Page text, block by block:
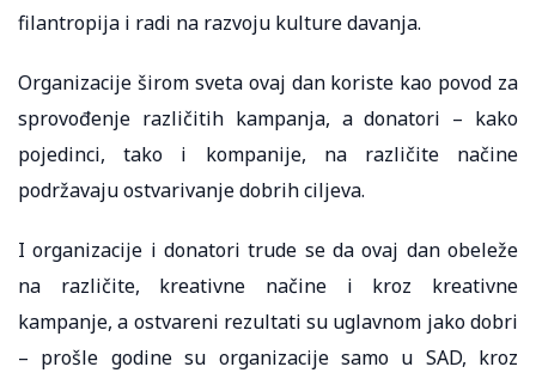
filantropija i radi na razvoju kulture davanja.
Organizacije širom sveta ovaj dan koriste kao povod za
sprovođenje različitih kampanja, a donatori – kako
pojedinci, tako i kompanije, na različite načine
podržavaju ostvarivanje dobrih ciljeva.
I organizacije i donatori trude se da ovaj dan obeleže
na različite, kreativne načine i kroz kreativne
kampanje, a ostvareni rezultati su uglavnom jako dobri
– prošle godine su organizacije samo u SAD, kroz